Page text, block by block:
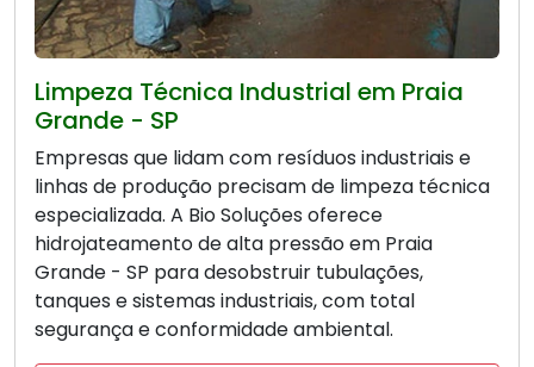
Limpeza Técnica Industrial em Praia
Grande - SP
Empresas que lidam com resíduos industriais e
linhas de produção precisam de limpeza técnica
especializada. A Bio Soluções oferece
hidrojateamento de alta pressão em Praia
Grande - SP para desobstruir tubulações,
tanques e sistemas industriais, com total
segurança e conformidade ambiental.